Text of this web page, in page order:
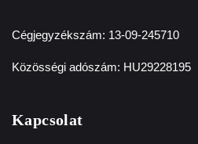
Cégjegyzékszám: 13-09-245710
Közösségi adószám: HU29228195
Kapcsolat